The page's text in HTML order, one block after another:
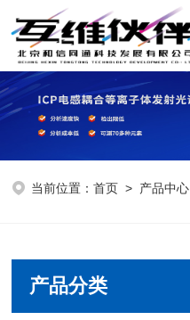
当前位置：首页 > 产品中心
产品分类